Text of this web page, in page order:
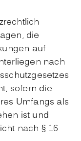
die
auf
nach
sofern die
Umfangs als
ist und
nach § 16